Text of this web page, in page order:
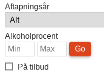
Aftapningsår
Alkoholprocent
Go
På tilbud